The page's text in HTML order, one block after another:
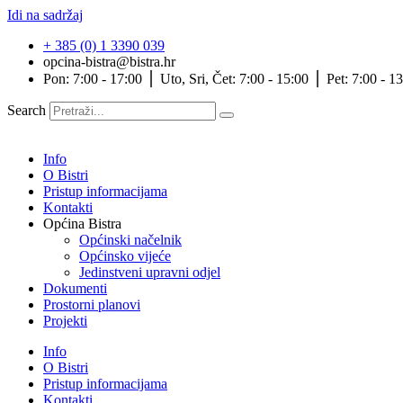
Idi na sadržaj
+ 385 (0) 1 3390 039
opcina-bistra@bistra.hr
Pon: 7:00 - 17:00 ⎪ Uto, Sri, Čet: 7:00 - 15:00 ⎪ Pet: 7:00 -
Search
Info
O Bistri
Pristup informacijama
Kontakti
Općina Bistra
Općinski načelnik
Općinsko vijeće
Jedinstveni upravni odjel
Dokumenti
Prostorni planovi
Projekti
Info
O Bistri
Pristup informacijama
Kontakti